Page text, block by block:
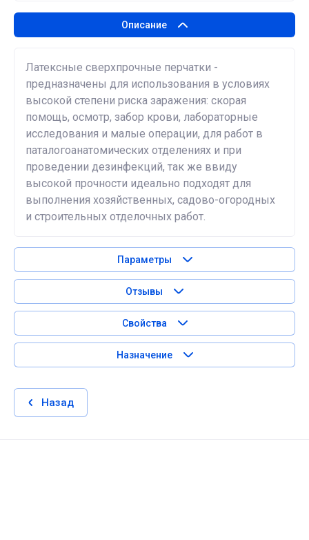
Описание
Латексные сверхпрочные перчатки -
предназначены для использования в условиях
высокой степени риска заражения: скорая
помощь, осмотр, забор крови, лабораторные
исследования и малые операции, для работ в
паталогоанатомических отделениях и при
проведении дезинфекций, так же ввиду
высокой прочности идеально подходят для
выполнения хозяйственных, садово-огородных
и строительных отделочных работ.
Параметры
Отзывы
Свойства
Назначение
Назад